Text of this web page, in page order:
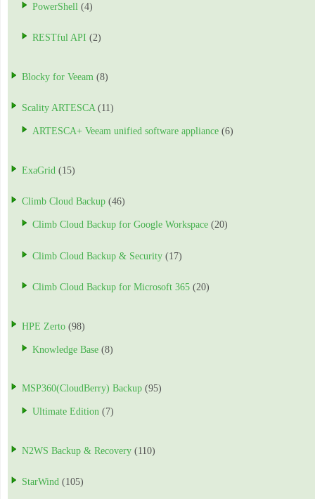
PowerShell (4)
RESTful API (2)
Blocky for Veeam (8)
Scality ARTESCA (11)
ARTESCA+ Veeam unified software appliance (6)
ExaGrid (15)
Climb Cloud Backup (46)
Climb Cloud Backup for Google Workspace (20)
Climb Cloud Backup & Security (17)
Climb Cloud Backup for Microsoft 365 (20)
HPE Zerto (98)
Knowledge Base (8)
MSP360(CloudBerry) Backup (95)
Ultimate Edition (7)
N2WS Backup & Recovery (110)
StarWind (105)